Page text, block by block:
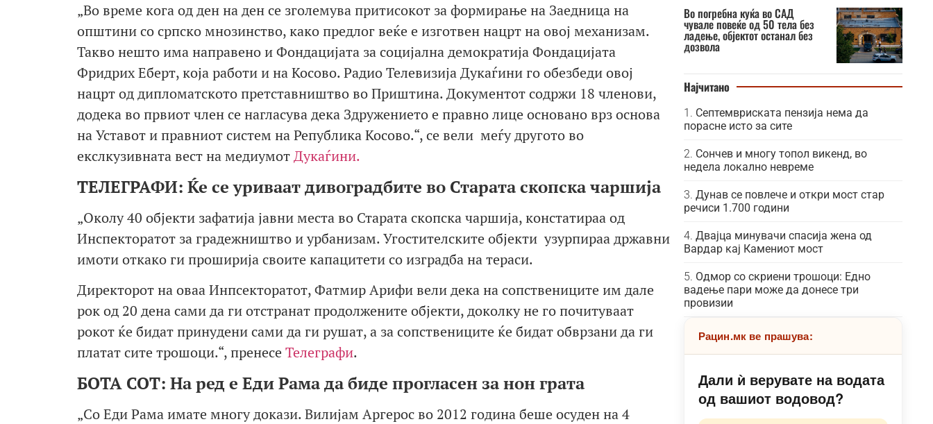
„Во време кога од ден на ден се зголемува притисокот за формирање на Заедница на
општини со српско мнозинство, како предлог веќе е изготвен нацрт на овој механизам.
Такво нешто има направено и Фондацијата за социјална демократија Фондацијата
Фридрих Еберт, која работи и на Косово. Радио Телевизија Дукаѓини го обезбеди овој
нацрт од дипломатското претставништво во Приштина. Документот содржи 18 членови,
додека во првиот член се нагласува дека Здружението е правно лице основано врз основа
на Уставот и правниот систем на Република Косово.“, се вели меѓу другото во
екслкузивната вест на медиумотДукаѓини.
ТЕЛЕГРАФИ: Ќе се уриваат дивоградбите во Старата скопска чаршија
„Околу 40 објекти зафатија јавни места во Старата скопска чаршија, констатираа од
Инспекторатот за градежништво и урбанизам. Угостителските објекти узурпираа државни
имоти откако ги проширија своите капацитети со изградба на тераси.
Директорот на оваа Инпсекторатот, Фатмир Арифи вели дека на сопствениците им дале
рок од 20 дена сами да ги отстранат продолжените објекти, доколку не го почитуваат
рокот ќе бидат принудени сами да ги рушат, а за сопствениците ќе бидат обврзани да ги
платат сите трошоци.“, пренесе Телеграфи.
БОТА СОТ: На ред е Еди Рама да биде прогласен за нон грата
„Со Еди Рама имате многу докази. Вилијам Аргерос во 2012 година беше осуден на 4
Во погребна куќа во САД
чувале повеќе од 50 тела без
ладење, објектот останал без
дозвола
Најчитано
Септемвриската пензија нема да
порасне исто за сите
Сончев и многу топол викенд, во
недела локално невреме
Дунав се повлече и откри мост стар
речиси 1.700 години
Двајца минувачи спасија жена од
Вардар кај Камениот мост
Одмор со скриени трошоци: Едно
вадење пари може да донесе три
провизии
Рацин.мк ве прашува:
Дали ѝ верувате на водата
од вашиот водовод?